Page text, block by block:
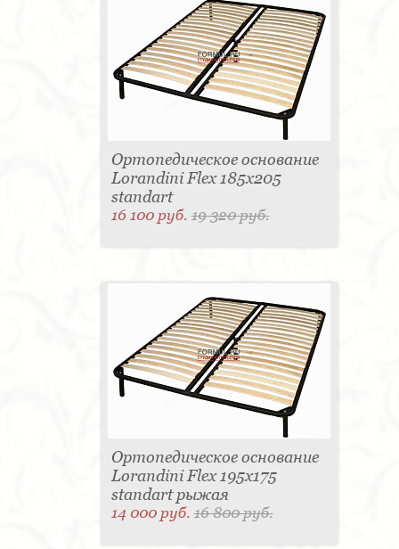
Ортопедическое основание
Lorandini Flex 185x205
standart
16 100 руб.19 320 руб.
Ортопедическое основание
Lorandini Flex 195x175
standart рыжая
14 000 руб.16 800 руб.